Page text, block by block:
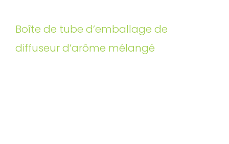
Boîte de tube d’emballage de
diffuseur d’arôme mélangé